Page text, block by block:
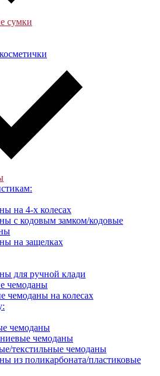
сумки
на 4-х колесах
с кодовым замком/кодовые
на защелках
для ручной клади
чемоданы
чемоданы на колесах
чемоданы
чемоданы
текстильные чемоданы
из поликарбоната/пластиковые